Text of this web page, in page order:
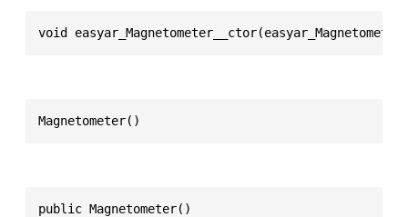
void
Magnetometer()
public Magnetometer()